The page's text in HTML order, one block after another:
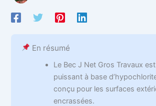
En résumé
Le Bec J Net Gros Travaux
puissant à base
conçu pour les surfaces
encrassées.